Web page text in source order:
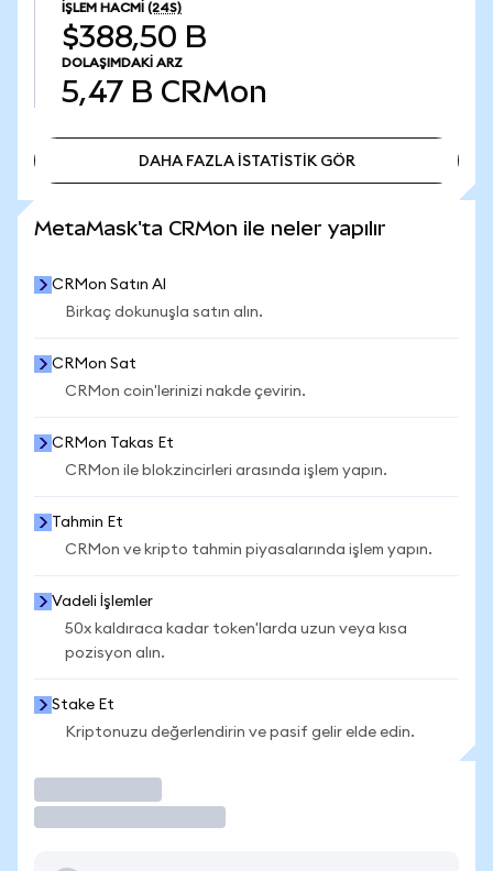
İŞLEM HACMI (24S)
$388,50 B
DOLAŞIMDAKI ARZ
5,47 B CRMon
DAHA FAZLA İSTATİSTİK GÖR
MetaMask'ta CRMon ile neler yapılır
CRMon Satın Al
Birkaç dokunuşla satın alın.
CRMon Sat
CRMon coin'lerinizi nakde çevirin.
CRMon Takas Et
CRMon ile blokzincirleri arasında işlem yapın.
Tahmin Et
CRMon ve kripto tahmin piyasalarında işlem yapın.
Vadeli İşlemler
50x kaldıraca kadar token'larda uzun veya kısa
pozisyon alın.
Stake Et
Kriptonuzu değerlendirin ve pasif gelir elde edin.